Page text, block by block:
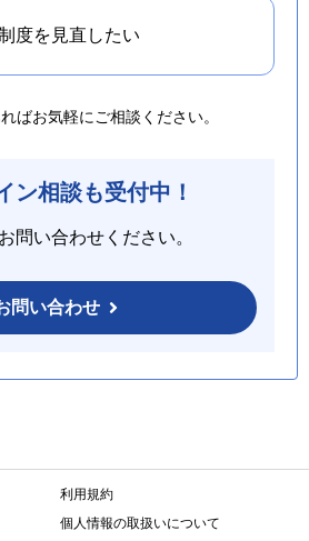
度を 見直したい
ばお気軽にご相談ください。
ン相談も受付中！
問い合わせください。
問い合わせ
利用規約
個人情報の取扱いについて